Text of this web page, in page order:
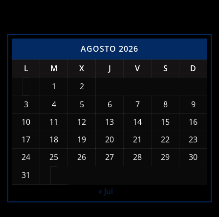
AGOSTO 2026
M X
1
2
3
4 5 6 7 8
9
10
11 12 13 14 15
16
17
18 19 20 21 22
23
24
« Jul